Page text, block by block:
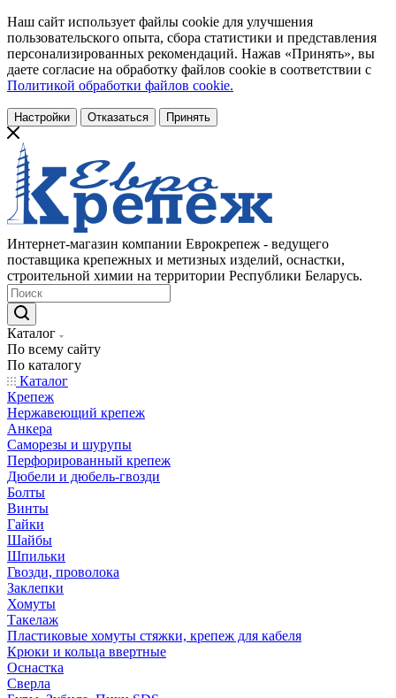
Наш сайт использует файлы cookie для улучшения
пользовательского опыта, сбора статистики и представления
персонализированных рекомендаций. Нажав «Принять», вы
даете согласие на обработку файлов cookie в соответствии с
Политикой обработки файлов cookie.
Настройки Отказаться Принять
Интернет-магазин компании Еврокрепеж - ведущего
поставщика крепежных и метизных изделий, оснастки,
строительной химии на территории Республики Беларусь.
Каталог
По всему сайту
По каталогу
Каталог
Крепеж
Нержавеющий крепеж
Анкера
Саморезы и шурупы
Перфорированный крепеж
Дюбели и дюбель-гвозди
Болты
Винты
Гайки
Шайбы
Шпильки
Гвозди, проволока
Заклепки
Хомуты
Такелаж
Пластиковые хомуты стяжки, крепеж для кабеля
Крюки и кольца ввертные
Оснастка
Сверла